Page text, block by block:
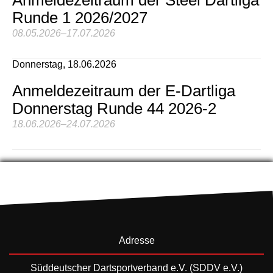
Runde 1 2026/2027
08.05.2026–17.07.2026
Donnerstag, 18.06.2026
Anmeldezeitraum der E-Dartliga
Donnerstag Runde 44 2026-2
18.06.2026–24.07.2026
Adresse
Süddeutscher Dartsportverband e.V. (SDDV e.V.)